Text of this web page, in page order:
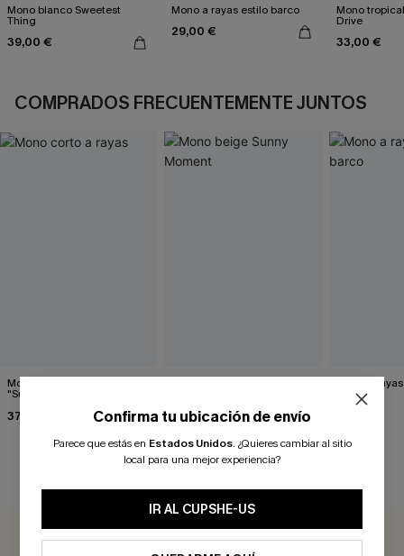
Mono blanco Sweetest
Thing
39,00 €
Mono a rayas estilo barco
29,00 €
Mono
Drive
33,00 €
COMPRADOS FRECUENTEMENTE JUNTOS
Mono corto a rayas
"Summer Thrill"
37,00 €
Mono a
29,00 €
RESEÑAS DE CLIENTES
Confirma tu ubicación de envío
Parece que estás en Estados Unidos. ¿Quieres cambiar al sitio
local para una mejor experiencia?
IR AL CUPSHE-US